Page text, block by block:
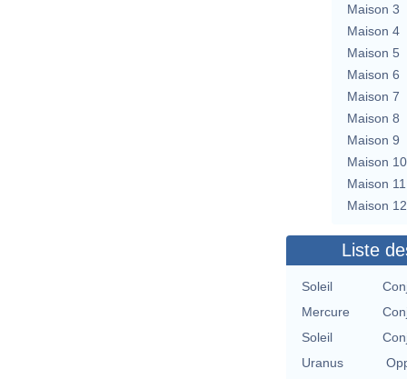
Maison 3
Maison 4
Maison 5
Maison 6
Maison 7
Maison 8
Maison 9
Maison 10
Maison 11
Maison 12
Liste
Soleil
Mercure
Soleil
Uranus